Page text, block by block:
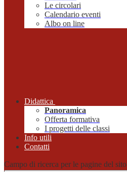
Le circolari
Calendario eventi
Albo on line
Didattica
Panoramica
Offerta formativa
I progetti delle classi
Info utili
Contatti
Campo di ricerca per le pagine del sito